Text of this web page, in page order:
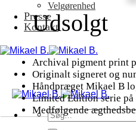
Velgørenhed
Presse
Kontakt
Søg
efter:
Udsolgt
Archival pigment print
Originalt signeret og
Håndpræget Mikael B
Limited Edition serie på
Medfølgende